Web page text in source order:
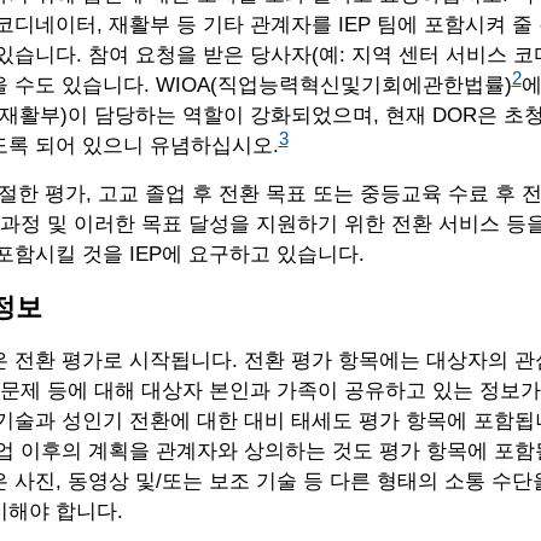
디네이터, 재활부 등 기타 관계자를 IEP 팀에 포함시켜 줄
습니다. 참여 요청을 받은 당사자(예: 지역 센터 서비스 코
수도 있습니다. WIOA(직업능력혁신및기회에관한법률)2
활부)이 담당하는 역할이 강화되었으며, 현재 DOR은 초
록 되어 있으니 유념하십시오.3
한 평가, 고교 졸업 후 전환 목표 또는 중등교육 수료 후
정 및 이러한 목표 달성을 지원하기 위한 전환 서비스 등
함시킬 것을 IEP에 요구하고 있습니다.
보
전환 평가로 시작됩니다. 전환 평가 항목에는 대상자의
제 등에 대해 대상자 본인과 가족이 공유하고 있는 정보
술과 성인기 전환에 대한 대비 태세도 평가 항목에 포함
이후의 계획을 관계자와 상의하는 것도 평가 항목에 포
사진, 동영상 및/또는 보조 기술 등 다른 형태의 소통 수단
해야 합니다.